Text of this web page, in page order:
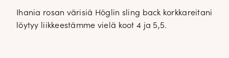
Ihania rosan värisiä Höglin sling back korkkareitani
löytyy liikkeestämme vielä koot 4 ja 5,5.